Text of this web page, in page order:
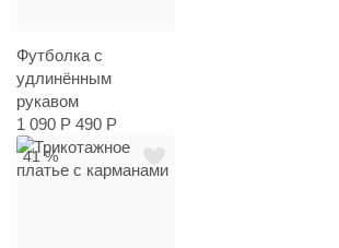
Футболка с
удлинённым
рукавом
1 090 Р 490 Р
41 %